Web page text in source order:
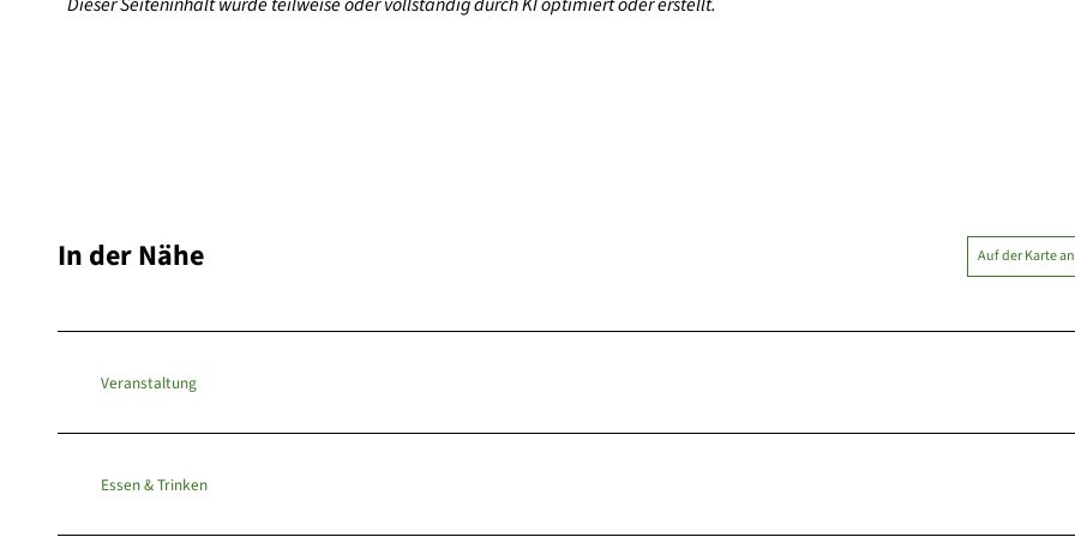
Dieser Seiteninhalt wurde teilweise oder vollständig durch KI optimiert oder erstellt.
In der Nähe Auf der Karte
Veranstaltung
Essen & Trinken